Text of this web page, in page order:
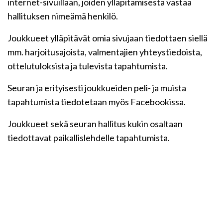
hallituksen nimeämä henkilö.
Joukkueet ylläpitävät omia sivujaan tiedottaen siellä
mm. harjoitusajoista, valmentajien yhteystiedoista,
ottelutuloksista ja tulevista tapahtumista.
Seuran ja erityisesti joukkueiden peli- ja muista
tapahtumista tiedotetaan myös Facebookissa.
Joukkueet sekä seuran hallitus kukin osaltaan
tiedottavat paikallislehdelle tapahtumista.